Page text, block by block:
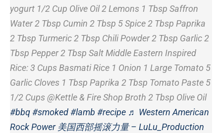
yogurt 1/2 Cup Olive Oil 2 Lemons 1 Tbsp Saffron
Water 2 Tbsp Cumin 2 Tbsp 5 Spice 2 Tbsp Paprika
2 Tbsp Turmeric 2 Tbsp Chili Powder 2 Tbsp Garlic 2
Tbsp Pepper 2 Tbsp Salt Middle Eastern Inspired
Rice: 3 Cups Basmati Rice 1 Onion 1 Large Tomato 5
Garlic Cloves 1 Tbsp Paprika 2 Tbsp Tomato Paste 5
1/2 Cups @Kettle & Fire Shop Broth 2 Tbsp Olive Oil
#bbq#smoked#lamb #recipe ♬ Western American
Rock Power 美国西部摇滚力量 – LuLu_Production